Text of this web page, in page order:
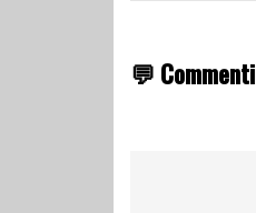
💬 Commenti